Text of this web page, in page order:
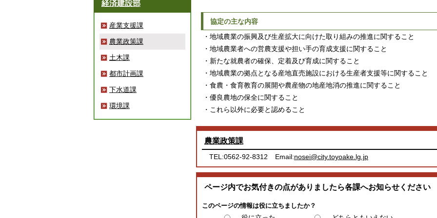
経済建設部
産業支援課
農業政策課
土木課
都市計画課
下水道課
環境課
協定の主な内容
・地域農業の振興及び生産拡大に向けた取り組みの推進に関すること
・地域農業者への営農支援や担い手の育成支援に関すること
・新たな就農者の確保、定着及び育成に関すること
・地域農業の拠点となる産地直売施設における生産者支援等に関すること
・食農・食育教育の展開や農産物の地産地消の推進に関すること
・優良農地の保全に関すること
・これら以外に必要と認めること
農業政策課
TEL:0562-92-8312 Email:nosei@city.toyoake.lg.jp
ページ内でお気付きの点がありましたら各課へお知らせください
このページの情報は役に立ちましたか？